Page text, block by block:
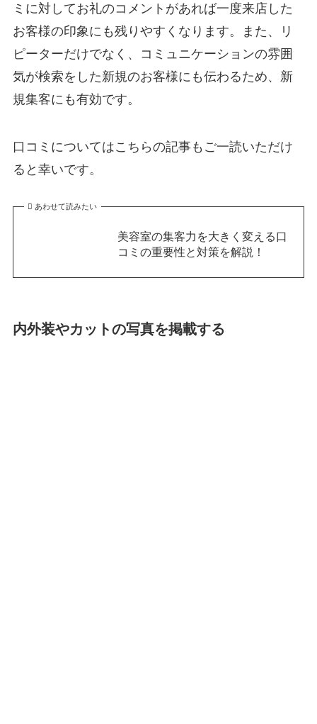
ミに対してお礼のコメントがあれば一度来店した
お客様の印象にも残りやすくなります。また、リ
ピーターだけでなく、コミュニケーションの雰囲
気が検索をした新規のお客様にも伝わるため、新
規集客にも有効です。
口コミについてはこちらの記事もご一読いただけ
ると幸いです。
あわせて読みたい
美容室の集客力を大きく変える口
コミの重要性と対策を解説！
内外装やカットの写真を掲載する